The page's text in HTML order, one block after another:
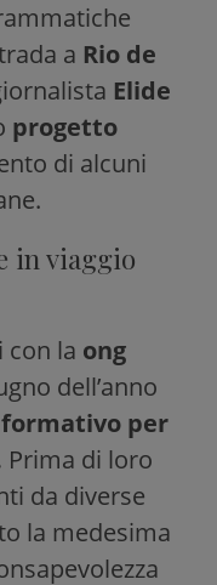
a Rio de
Elide
progetto
di alcuni
in viaggio
con la ong
dell’anno
per
Prima di loro
da diverse
la medesima